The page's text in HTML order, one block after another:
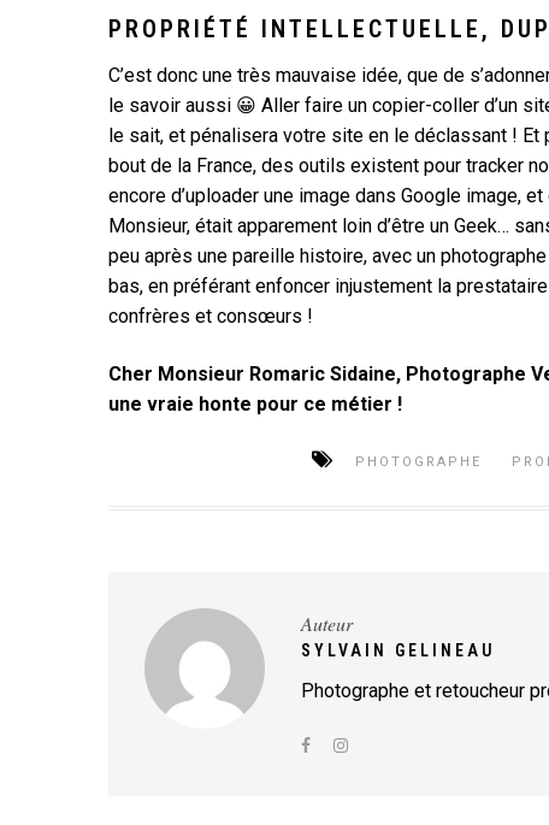
PROPRIÉTÉ INTELLECTUELLE,
C’est donc une très mauvaise idée, que de
le savoir aussi 😀 Aller faire un copier-coller d’un
le sait, et pénalisera votre site en le déclassant !
bout de la France, des outils existent pour tracker
encore d’uploader une image dans Google image,
Monsieur, était apparement loin d’être un Geek…
peu après une pareille histoire, avec un
bas, en préférant enfoncer injustement la
confrères et consœurs !
Cher Monsieur Romaric Sidaine, Photographe
une vraie honte pour ce métier !
PHOTOGRAPHE
Auteur
SYLVAIN GELINEAU
Photographe et retoucheur